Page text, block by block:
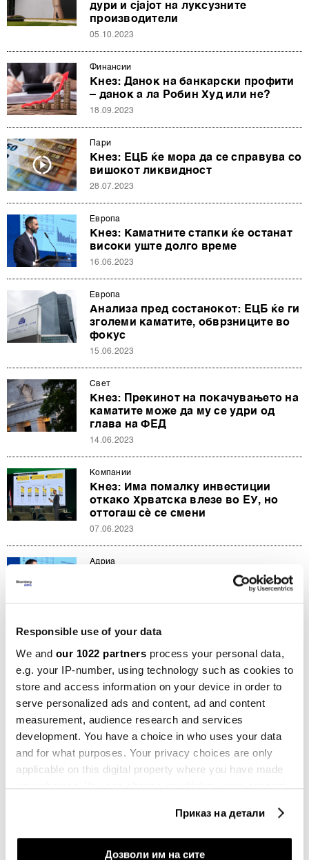
Responsible use of your data
We and our 1022 partners process your personal data,
e.g. your IP-number, using technology such as cookies to
store and access information on your device in order to
serve personalized ads and content, ad and content
measurement, audience research and services
development. You have a choice in who uses your data
and for what purposes. Your privacy choices are only
applicable on this digital property where you have made
your choices. You can change or withdraw your consent
If you allow, we would also like to:
Приказ на детали
Дозволи им на сите
дури и сјајот на луксузните
производители
05.10.2023
Финансии
Кнез: Данок на банкарски профити
– данок а ла Робин Худ или не?
18.09.2023
Пари
Кнез: ЕЦБ ќе мора да се справува со
вишокот ликвидност
28.07.2023
Европа
Кнез: Каматните стапки ќе останат
високи уште долго време
16.06.2023
Европа
Анализа пред состанокот: ЕЦБ ќе ги
зголеми каматите, обврзниците во
фокус
15.06.2023
Свет
Кнез: Прекинот на покачувањето на
каматите може да му се удри од
глава на ФЕД
14.06.2023
Компании
Кнез: Има помалку инвестиции
откако Хрватска влезе во ЕУ, но
оттогаш сè се смени
07.06.2023
Адриа
Кнез: Кризите нè научија дека што и
да се случи, ќе го пребродиме
19.05.2023
Пари
Анализа: ЕЦБ уште еднаш ќе ја
зголеми каматата за 25 базични
поени
Кнез: Нема причина за загриженост
за банките од регионот Адрија
05.04.2023
Блумберг Адрија инсајт - нова база